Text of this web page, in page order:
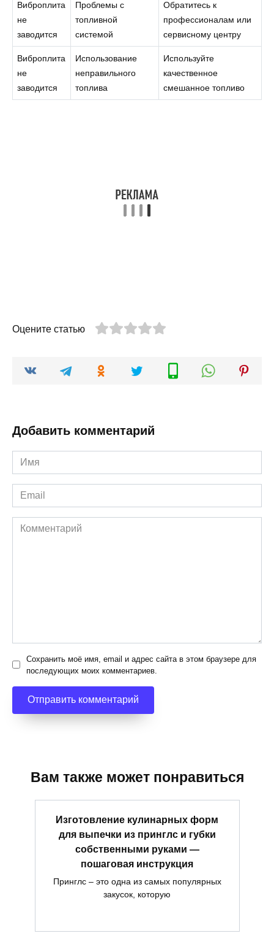
Виброплита
не
заводится
Проблемы с
топливной
системой
Обратитесь к
профессионалам или
сервисному центру
Виброплита
не
заводится
Использование
неправильного
топлива
Используйте
качественное
смешанное топливо
Оцените статью
Добавить комментарий
Имя
*
Email
*
Комментарий
Сохранить моё имя, email и адрес сайта в этом браузере для
последующих моих комментариев.
Вам также может понравиться
Изготовление кулинарных форм
для выпечки из принглс и губки
собственными руками —
пошаговая инструкция
Принглс – это одна из самых популярных
закусок, которую